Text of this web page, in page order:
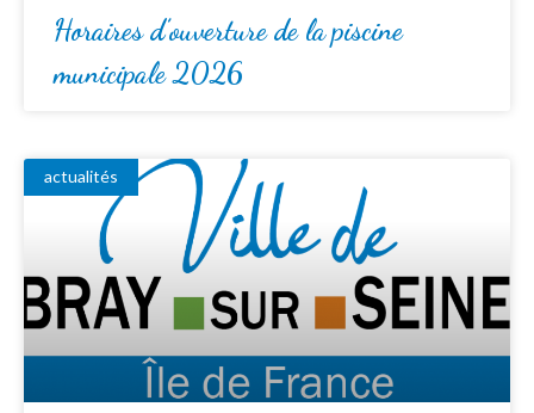
Horaires d’ouverture de la piscine
municipale 2026
actualités